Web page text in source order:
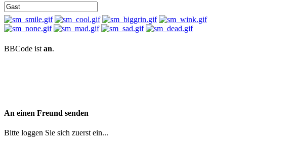
BBCode ist an.
An einen Freund senden
Bitte loggen Sie sich zuerst ein...